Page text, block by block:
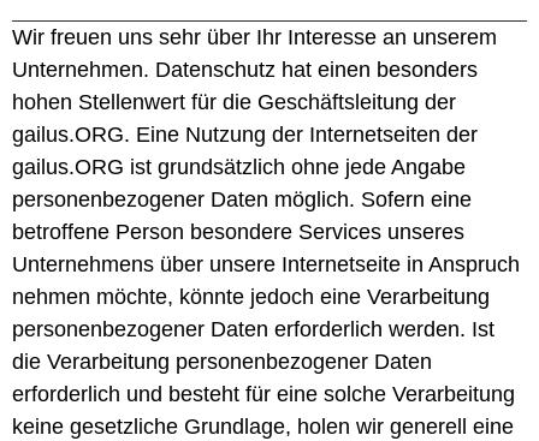
Wir freuen uns sehr über Ihr Interesse an unserem
Unternehmen. Datenschutz hat einen besonders
hohen Stellenwert für die Geschäftsleitung der
gailus.ORG. Eine Nutzung der Internetseiten der
gailus.ORG ist grundsätzlich ohne jede Angabe
personenbezogener Daten möglich. Sofern eine
betroffene Person besondere Services unseres
Unternehmens über unsere Internetseite in Anspruch
nehmen möchte, könnte jedoch eine Verarbeitung
personenbezogener Daten erforderlich werden. Ist
die Verarbeitung personenbezogener Daten
erforderlich und besteht für eine solche Verarbeitung
keine gesetzliche Grundlage, holen wir generell eine